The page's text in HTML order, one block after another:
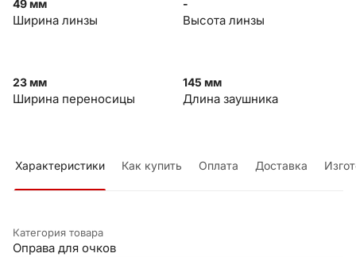
49 мм
Ширина линзы
-
Высота линзы
23 мм
Ширина переносицы
145 мм
Длина заушника
Характеристики Как купить Оплата Доставка
Категория товара
Оправа для очков